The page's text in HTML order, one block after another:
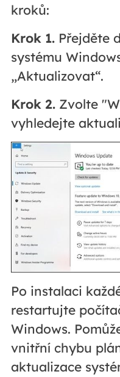
kroků:
Krok 1.Přejděte
systému
„Aktualizovat“.
Krok 2.Zvolte
vyhledejte
Po instalaci
restartujte
Windows.
vnitřní chybu
aktualizace